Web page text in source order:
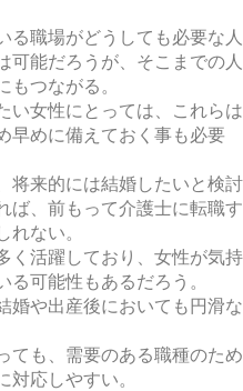
る職場がどうしても必要な人
可能だろうが、そこまでの人
つながる。
い女性にとっては、これらは
早めに備えておく事も必要
将来的には結婚したいと検討
ば、前もって介護士に転職す
ない。
く活躍しており、女性が気持
可能性もあるだろう。
婚や出産後においても円滑な
ても、需要のある職種のため
応しやすい。